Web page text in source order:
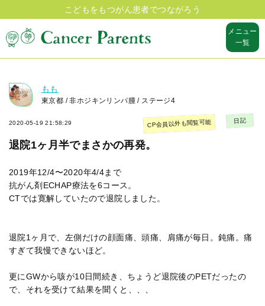
こどもをもつがん患者でつながろう
メニュー
一覧
もも
東京都 / 非ホジキンリンパ腫 / ステージ4
2020-05-19 21:58:29
退院1ヶ月半でまさかの再発。
CP会員以外も閲覧可能 日記
2019年12/4〜2020年4/4まで
抗がん剤ECHAP療法を6コース。
CTでは寛解していたので退院しました。
退院1ヶ月で、左側だけの顔面痛、頭痛、肩痛が毎日。鈍痛。痛
すぎて我慢できないほど。
更にGWから咳が10日間続き、ちょうど退院後のPETだったの
で、それを受けて結果を聞くと、、、